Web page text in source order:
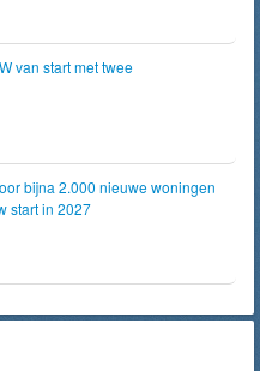
van start met twee
bijna 2.000 nieuwe woningen
start in 2027